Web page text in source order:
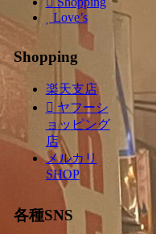
Love’s
Shopping
楽天支店
ヤフーシ
ョッピング
店
メルカリ
SHOP
各種SNS